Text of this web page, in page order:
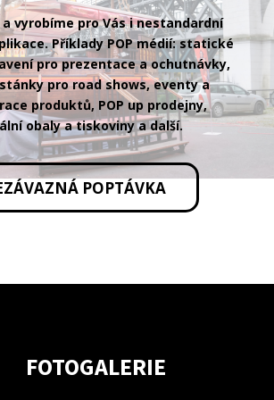
vyrobíme pro Vás i nestandardní
Příklady POP médií: statické
pro prezentace a ochutnávky,
pro road shows, eventy a
produktů, POP up prodejny,
obaly a tiskoviny a další.
POPTÁVKA
FOTOGALERIE